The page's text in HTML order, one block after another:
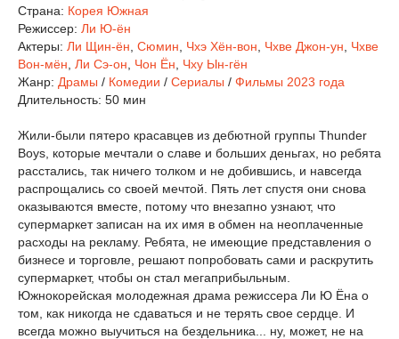
Страна: Корея Южная
Режиссер: Ли Ю-ён
Актеры: Ли Щин-ён Сюмин Чхэ Хён-вон Чхве Джон-ун
Чхве
Вон-мён Ли Сэ-он Чон Ён
Чху Ын-гён
Жанр: Драмы / Комедии / Сериалы / Фильмы 2023 года
Длительность: 50 мин
Жили-были пятеро красавцев из дебютной группы Thunder
Boys, которые мечтали о славе и больших деньгах, но ребята
расстались, так ничего толком и не добившись, и навсегда
распрощались со своей мечтой. Пять лет спустя они снова
оказываются вместе, потому что внезапно узнают, что
супермаркет записан на их имя в обмен на неоплаченные
расходы на рекламу. Ребята, не имеющие представления о
бизнесе и торговле, решают попробовать сами и раскрутить
супермаркет, чтобы он стал мегаприбыльным.
Южнокорейская молодежная драма режиссера Ли Ю Ёна о
том, как никогда не сдаваться и не терять свое сердце. И
всегда можно выучиться на бездельника... ну, может, не на